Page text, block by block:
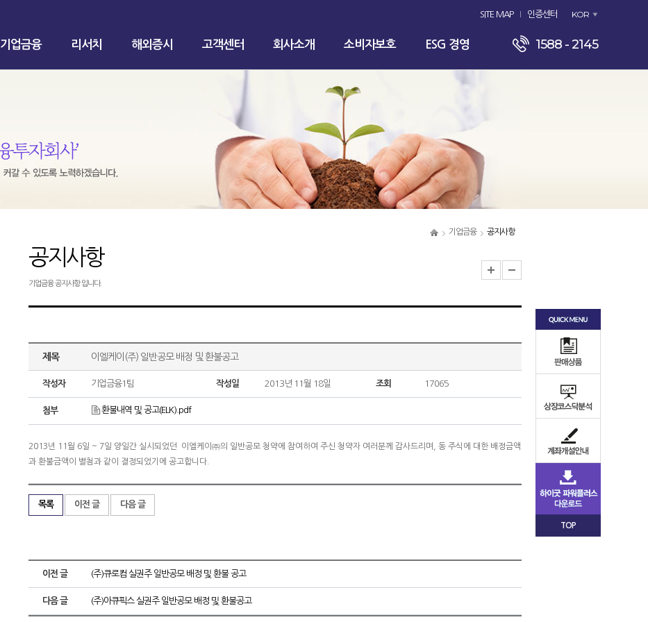
SITE MAP 인증센터 KOR
기업금융 리서치 해외증시 고객센터 회사소개 소비자보호 ESG 경영 1588 - 2145
기업금융 공지사항
공지사항
기업금융 공지사항 입니다.
제목 이엘케이(주) 일반공모 배정 및 환불공고
작성자 기업금융1팀 작성일 2013년 11월 18일 조회 17065
첨부 환불내역 및 공고(ELK).pdf
2013년 11월 6일 ~ 7일 양일간 실시되었던 이엘케이㈜의 일반공모 청약에 참여하여 주신 청약자 여러분께 감사드리며, 동 주식에 대한 배정금액
과 환불금액이 별첨과 같이 결정되었기에 공고합니다.
목록 이전 글 다음 글
이전 글 (주)큐로컴 실권주 일반공모 배정 및 환불 공고
다음 글 (주)아큐픽스 실권주 일반공모 배정 및 환불공고
TOP